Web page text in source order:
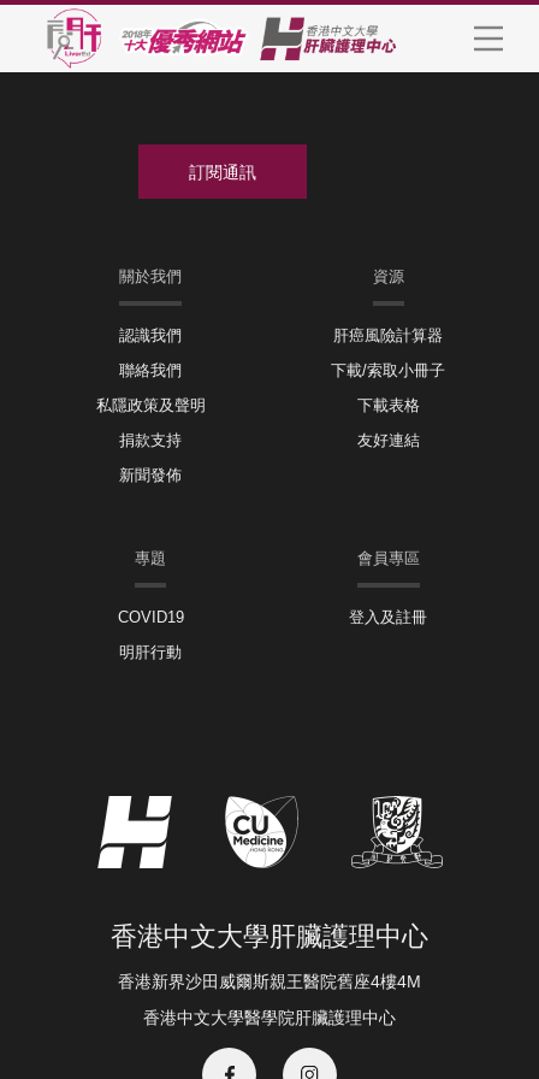
關於我們
認識我們
聯絡我們
私隱政策及聲明
捐款支持
新聞發佈
資源
肝癌風險計算器
下載/索取小冊子
下載表格
友好連結
專題
COVID19
明肝行動
會員專區
登入及註冊
香港中文大學肝臟護理中心
香港新界沙田威爾斯親王醫院舊座4樓4M
香港中文大學醫學院肝臟護理中心